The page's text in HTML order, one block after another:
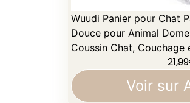
Wuudi Panier pour Chat
Douce pour Animal
Coussin Chat,
21,99
Voir sur